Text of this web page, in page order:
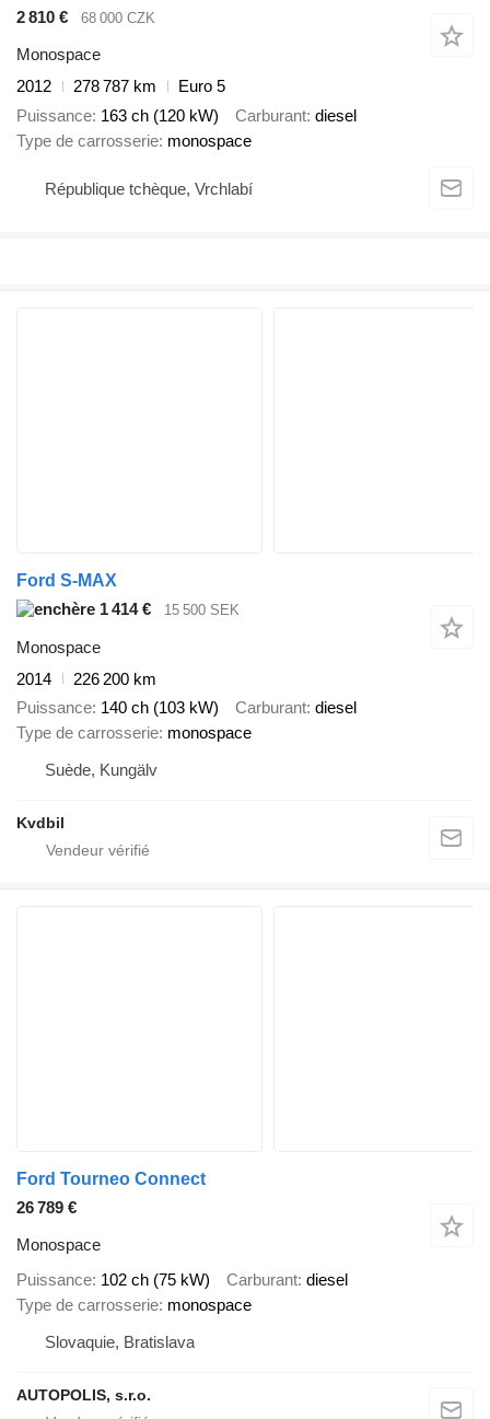
2 810 € 68 000 CZK
Monospace
2012
278 787 km
Euro 5
Puissance 163 ch (120 kW) Carburant diesel
Type de carrosserie monospace
République tchèque, Vrchlabí
Ford S-MAX
1 414 €
15 500 SEK
Monospace
2014
226 200 km
Puissance 140 ch (103 kW) Carburant diesel
Type de carrosserie monospace
Suède, Kungälv
Kvdbil
Ford Tourneo Connect
26 789 €
Monospace
Puissance 102 ch (75 kW) Carburant diesel
Type de carrosserie monospace
Slovaquie, Bratislava
AUTOPOLIS, s.r.o.